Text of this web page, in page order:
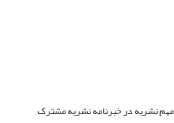
مهم نشریه در خبرنامه نشریه مشترک